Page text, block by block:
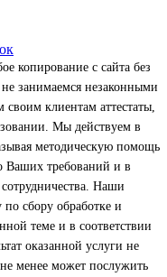
копирование с сайта без
занимаемся незаконными
клиентам аттестаты,
Мы действуем в
методическую помощь
Ваших требований и в
Наши
по сбору обработке и
теме и в соответствии
оказанной услуги не
менее может послужить